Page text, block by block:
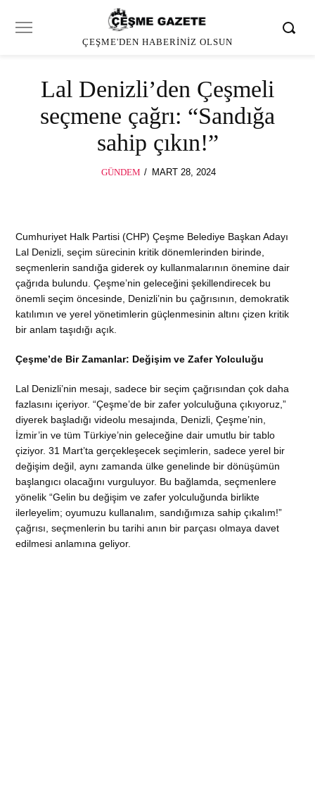
ÇEŞME'DEN HABERINIZ OLSUN
Lal Denizli’den Çeşmeli
seçmene çağrı: “Sandığa
sahip çıkın!”
GÜNDEM
POSTED
MART 28, 2024
Cumhuriyet Halk Partisi (CHP) Çeşme Belediye Başkan Adayı
Lal Denizli, seçim sürecinin kritik dönemlerinden birinde,
seçmenlerin sandığa giderek oy kullanmalarının önemine dair
çağrıda bulundu. Çeşme’nin geleceğini şekillendirecek bu
önemli seçim öncesinde, Denizli’nin bu çağrısının, demokratik
katılımın ve yerel yönetimlerin güçlenmesinin altını çizen kritik
bir anlam taşıdığı açık.
Çeşme’de Bir Zamanlar: Değişim ve Zafer Yolculuğu
Lal Denizli’nin mesajı, sadece bir seçim çağrısından çok daha
fazlasını içeriyor. “Çeşme’de bir zafer yolculuğuna çıkıyoruz,”
diyerek başladığı videolu mesajında, Denizli, Çeşme’nin,
İzmir’in ve tüm Türkiye’nin geleceğine dair umutlu bir tablo
çiziyor. 31 Mart’ta gerçekleşecek seçimlerin, sadece yerel bir
değişim değil, aynı zamanda ülke genelinde bir dönüşümün
başlangıcı olacağını vurguluyor. Bu bağlamda, seçmenlere
yönelik “Gelin bu değişim ve zafer yolculuğunda birlikte
ilerleyelim; oyumuzu kullanalım, sandığımıza sahip çıkalım!”
çağrısı, seçmenlerin bu tarihi anın bir parçası olmaya davet
edilmesi anlamına geliyor.